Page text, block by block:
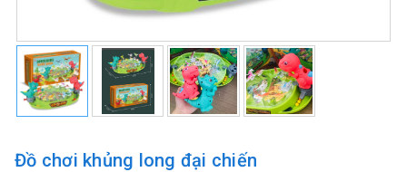
Đồ chơi khủng long đại chiến